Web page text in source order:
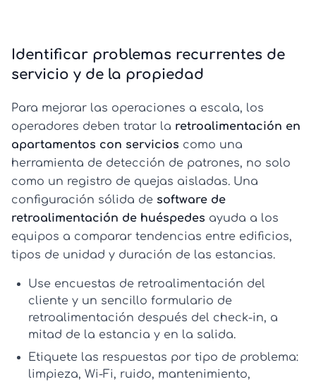
Identificar problemas recurrentes de
servicio y de la propiedad
Para mejorar las operaciones a escala, los
operadores deben tratar la retroalimentación en
apartamentos con servicios como una
herramienta de detección de patrones, no solo
como un registro de quejas aisladas. Una
configuración sólida de software de
retroalimentación de huéspedes ayuda a los
equipos a comparar tendencias entre edificios,
tipos de unidad y duración de las estancias.
Use encuestas de retroalimentación del
cliente y un sencillo formulario de
retroalimentación después del check-in, a
mitad de la estancia y en la salida.
Etiquete las respuestas por tipo de problema:
limpieza, Wi‑Fi, ruido, mantenimiento,